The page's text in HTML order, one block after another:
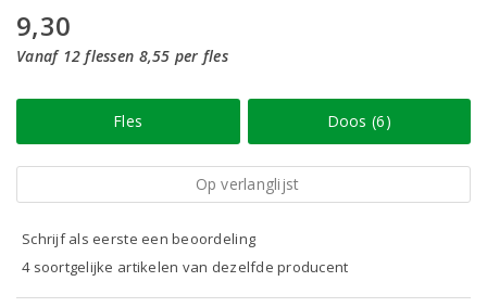
9,30
Vanaf 12 flessen 8,55 per fles
Fles Doos (6)
Op verlanglijst
Schrijf als eerste een beoordeling
4 soortgelijke artikelen van dezelfde producent